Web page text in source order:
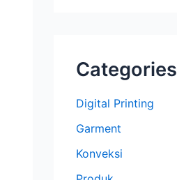
Categories
Digital Printing
Garment
Konveksi